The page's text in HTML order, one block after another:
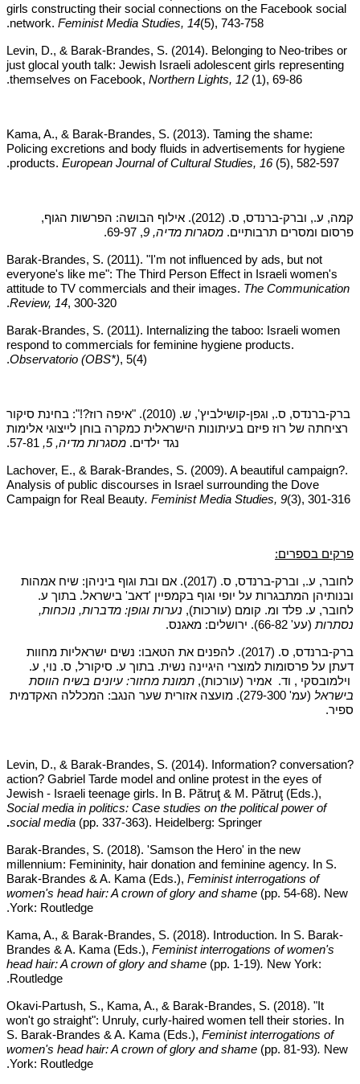
girls constructing their social connections on the Facebook social
network. Feminist Media Studies, 14(5), 743-758.
Levin, D., & Barak-Brandes, S. (2014). Belonging to Neo-tribes or
just glocal youth talk: Jewish Israeli adolescent girls representing
themselves on Facebook, Northern Lights, 12 (1), 69-86.
Kama, A., & Barak-Brandes, S. (2013). Taming the shame:
Policing excretions and body fluids in advertisements for hygiene
products. European Journal of Cultural Studies, 16(5), 582-597.
קמה, ע., וברק-ברנדס, ס. (2012). אילוף הבושה: הפרשות הגוף,
פרסום ומסרים תרבותיים. מסגרות מדיה, 9 , 69-97.
Barak-Brandes, S. (2011). "I'm not influenced by ads, but not
everyone's like me": The Third Person Effect in Israeli women's
attitude to TV commercials and their images. The Communication
Review, 14, 300-320.
Barak-Brandes, S. (2011). Internalizing the taboo: Israeli women
respond to commercials for feminine hygiene products.
Observatorio (OBS*), 5(4).
ברק-ברנדס, ס., וגפן-קושילביץ', ש. (2010). "איפה רוז?!": בחינת סיקור
רציחתה של רוז פיזם בעיתונות הישראלית כמקרה בוחן לייצוגי אלימות
נגד ילדים. מסגרות מדיה, 5,
.Lachover, E., & Barak-Brandes, S. (2009). A beautiful campaign?
Analysis of public discourses in Israel surrounding the Dove
Campaign for Real Beauty. Feminist Media Studies, 9(3), 301-316
פרקים בספרים:
לחובר, ע., וברק-ברנדס, ס. (2017). אם ובת וגוף ביניהן: שיח אמהות
ובנותיהן המתבגרות על יופי וגוף בקמפיין 'דאב' בישראל. בתוך ע.
לחובר, ע. פלד ומ. קומם (עורכות), נערות וגופן: מדברות, נוכחות,
נסתרות(עע' 66-82). ירושלים: מאגנס.
ברק-ברנדס, ס. (2017). להפנים את הטאבו: נשים ישראליות מחוות
דעתן על פרסומות למוצרי היגיינה נשית. בתוך ע. סיקורל, ס. נוי, ע.
וילמובסקי , וד. אמיר (עורכות), תמונת מחזור: עיונים בשיח הווסת
בישראל
(עמ' 279-300). מועצה אזורית שער הנגב: המכללה האקדמית
ספיר.
Levin, D., & Barak-Brandes, S. (2014). Information? conversation?
action? Gabriel Tarde model and online protest in the eyes of
Jewish - Israeli teenage girls. In B. Pătruţ & M. Pătruţ (Eds.),
Social media in politics: Case studies on the political power of
social media (pp. 337-363). Heidelberg: Springer
.
Barak-Brandes, S. (2018). 'Samson the Hero' in the new
millennium: Femininity, hair donation and feminine agency. In S.
Barak-Brandes & A. Kama (Eds.), Feminist interrogations of
women's head hair: A crown of glory and shame (pp. 54-68). New
York: Routledge.
Kama, A., & Barak-Brandes, S. (2018). Introduction. In S. Barak-
Brandes & A. Kama (Eds.), Feminist interrogations of women's
head hair: A crown of glory and shame (pp. 1-19). New York:
Routledge.
Okavi-Partush, S., Kama, A., & Barak-Brandes, S. (2018). "It
won't go straight": Unruly, curly-haired women tell their stories.
In
S. Barak-Brandes & A. Kama (Eds.), Feminist interrogations of
women's head hair: A crown of glory and shame (pp. 81-93). New
York: Routledge.